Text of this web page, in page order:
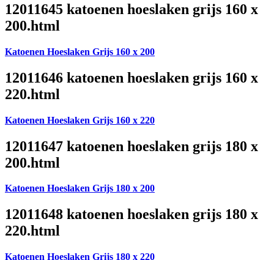
12011645 katoenen hoeslaken grijs 160 x
200.html
Katoenen Hoeslaken Grijs 160 x 200
12011646 katoenen hoeslaken grijs 160 x
220.html
Katoenen Hoeslaken Grijs 160 x 220
12011647 katoenen hoeslaken grijs 180 x
200.html
Katoenen Hoeslaken Grijs 180 x 200
12011648 katoenen hoeslaken grijs 180 x
220.html
Katoenen Hoeslaken Grijs 180 x 220